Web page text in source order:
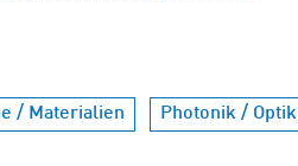
/ Materialien Photonik / Optik